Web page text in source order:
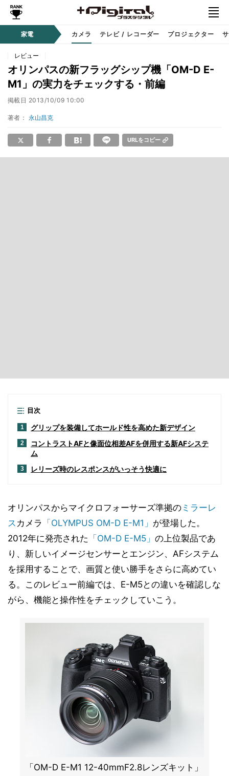
家電 カメラ テレビ / レコーダー プロジェクター
レビュー
オリンパスの新フラッグシップ機「OM-D E-
M1」の実力をチェックする・前編
掲載日 2013/10/09 10:00
著者： 永山昌克
URLをコピー
目次
1 グリップを装備してホールド性を高めた新デザイン
2
コントラストAFと像面位相差AFを併用する新AFシステ
ム
3 レリーズ時のレスポンスがいっそう快適に
オリンパスからマイクロフォーサーズ準拠の ミラーレ
ス カメラ 「OLYMPUS OM-D E-M1」 が登場した。
2012年に発売された 「OM-D E-M5」 の上位製品であ
り、新しいイメージセンサーとエンジン、AFシステム
を採用することで、画質と使い勝手をさらに高めてい
る。このレビュー前編では、E-M5との違いを確認しな
がら、機能と操作性をチェックしていこう。
「OM-D E-M1 12-40mmF2.8レンズキット」